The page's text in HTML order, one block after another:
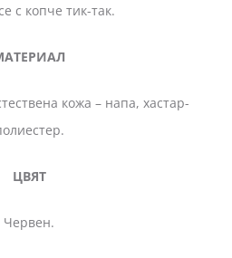
с копче тик-так.
кожа – напа, хастар-
ЦВЯТ
Червен.